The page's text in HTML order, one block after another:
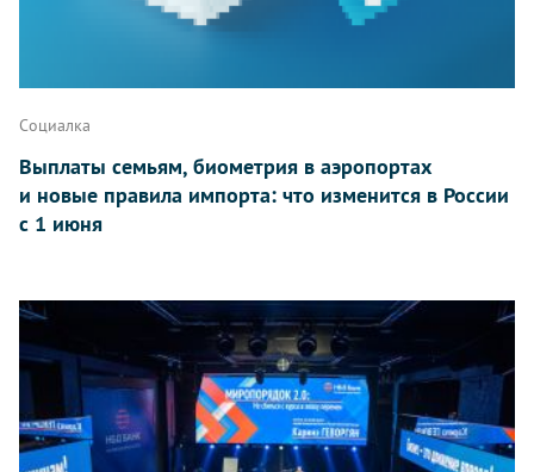
Социалка
Выплаты семьям, биометрия в аэропортах
и новые правила импорта: что изменится в России
с 1 июня